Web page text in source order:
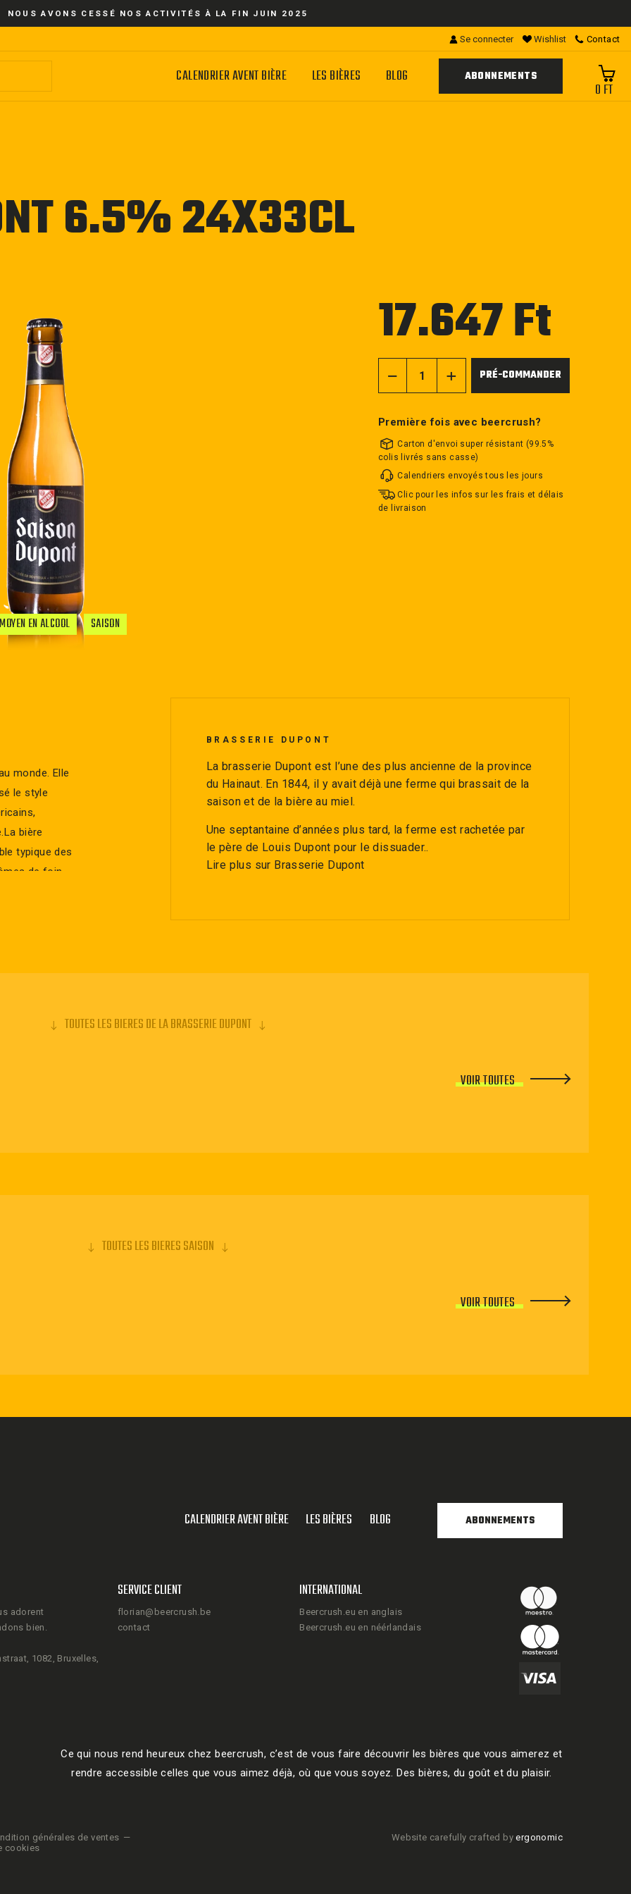
NOUS AVONS CESSÉ NOS ACTIVITÉS À LA FIN JUIN 2025
Se connecter Wishlist Contact
CALENDRIER AVENT BIÈRE LES BIÈRES BLOG ABONNEMENTS
0 FT
6.5% 24X33CL
MOYEN EN ALCOOL SAISON
17.647 Ft
PRÉ-COMMANDER
Première fois avec beercrush?
Carton d'envoi super résistant (99.5%
colis livrés sans casse)
Calendriers envoyés tous les jours
Clic pour les infos sur les frais et délais
de livraison
monde. Elle
le style
bière
typique des
de foin
en
Les bières
BRASSERIE DUPONT
La brasserie Dupont est l’une des plus ancienne de la province
du Hainaut. En 1844, il y avait déjà une ferme qui brassait de la
saison et de la bière au miel.
Une septantaine d’années plus tard, la ferme est rachetée par
le père de Louis Dupont pour le dissuader..
Lire plus sur Brasserie Dupont
TOUTES LES BIERES DE LA BRASSERIE DUPONT
VOIR TOUTES
TOUTES LES BIERES SAISON
VOIR TOUTES
CALENDRIER AVENT BIÈRE LES BIÈRES BLOG ABONNEMENTS
adorent
bien.
1082, Bruxelles,
SERVICE CLIENT
florian@beercrush.be
contact
INTERNATIONAL
Beercrush.eu en anglais
Beercrush.eu en néérlandais
Ce qui nous rend heureux chez beercrush, c’est de vous faire découvrir les bières que vous aimerez et
rendre accessible celles que vous aimez déjà, où que vous soyez. Des bières, du goût et du plaisir.
générales de ventes
cookies
Website carefully crafted byergonomic